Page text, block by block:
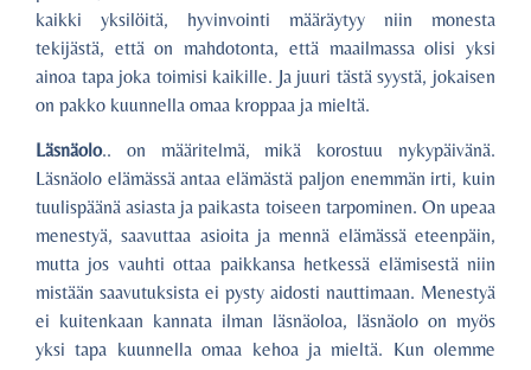
kaikki yksilöitä, hyvinvointi määräytyy niin monesta
tekijästä, että on mahdotonta, että maailmassa olisi yksi
ainoa tapa joka toimisi kaikille. Ja juuri tästä syystä, jokaisen
on pakko kuunnella omaa kroppaa ja mieltä.
Läsnäolo.. on määritelmä, mikä korostuu nykypäivänä.
Läsnäolo elämässä antaa elämästä paljon enemmän irti, kuin
tuulispäänä asiasta ja paikasta toiseen tarpominen. On upeaa
menestyä, saavuttaa asioita ja mennä elämässä eteenpäin,
mutta jos vauhti ottaa paikkansa hetkessä elämisestä niin
mistään saavutuksista ei pysty aidosti nauttimaan. Menestyä
ei kuitenkaan kannata ilman läsnäoloa, läsnäolo on myös
yksi tapa kuunnella omaa kehoa ja mieltä. Kun olemme